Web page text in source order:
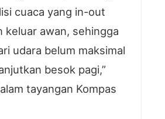
cuaca yang in-out
keluar awan, sehingga
udara belum maksimal
besok pagi,”
tayangan Kompas